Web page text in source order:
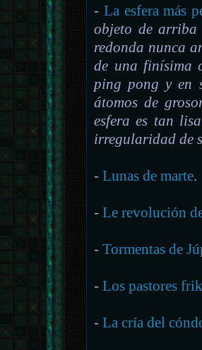
- La esfera más
objeto de arriba
redonda nunca
de una finísima
ping pong y en
átomos de
esfera es tan
irregularidad de
-Lunas de marte.
-Le revolución
-Tormentas de
-Los pastores
-La cría del